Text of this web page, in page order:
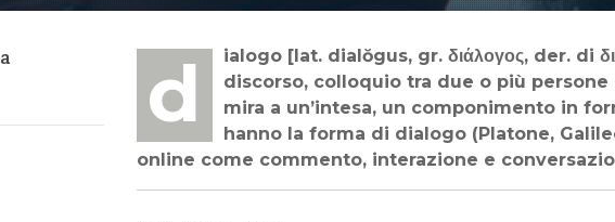
dialogo [lat. dialŏgus, gr. διάλογος, der. di διαλέγομαι «conversare, discorrere»],
discorso, colloquio tra due o più
mira a un’intesa, un componimento in
hanno la forma di dialogo (Platone,
online come commento, interazione e